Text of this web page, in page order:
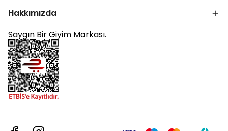
Hakkımızda
Saygın Bir Giyim Markası.